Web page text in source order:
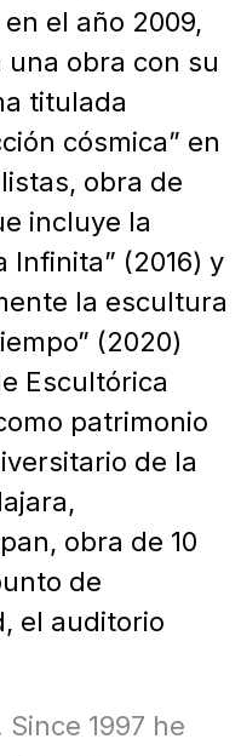
el año 2009,
obra con su
titulada
cósmica” en
obra de
incluye la
Infinita” (2016) y
la escultura
(2020)
Escultórica
patrimonio
de la
obra de 10
de
el auditorio
1997 he